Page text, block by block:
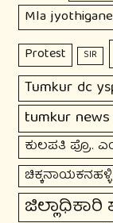
Mla
Protest SIR
Tumkur dc
tumkur news
ಕುಲಪತಿ ಪ್ರೊ.
ಚಿಕ್ಕನಾಯಕನಹಳ್ಳಿ
ಜಿಲ್ಲಾಧಿಕಾರಿ